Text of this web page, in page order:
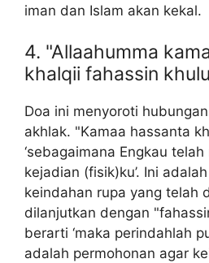
iman dan Islam akan kekal.
4. "Allaahumma
khalqii fahassin
Doa ini menyoroti
akhlak. "Kamaa hassanta
‘sebagaimana Engkau
kejadian (fisik)ku’. Ini
keindahan rupa yang telah
dilanjutkan dengan
berarti ‘maka perindahlah
adalah permohonan agar